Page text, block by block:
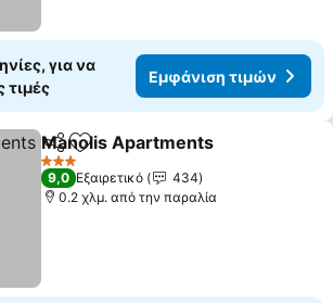
για να
τιμές
Εμφάνιση τιμών
Κοινοποίηση
Προσθήκη στα αγαπημένα
Manolis Apartments
3 Αστέρια
9,0 Εξαιρετικό
434
0.2 χλμ. από την παραλία